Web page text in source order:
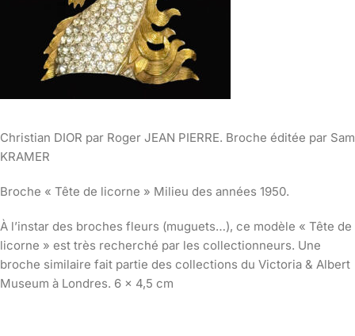
Christian DIOR par Roger JEAN PIERRE. Broche éditée par Sam
KRAMER
Broche « Tête de licorne » Milieu des années 1950.
À l’instar des broches fleurs (muguets…), ce modèle « Tête de
licorne » est très recherché par les collectionneurs. Une
broche similaire fait partie des collections du Victoria & Albert
Museum à Londres. 6 x 4,5 cm